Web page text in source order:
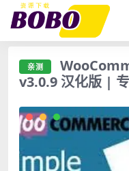
亲测
v3.0.9 汉化版 |